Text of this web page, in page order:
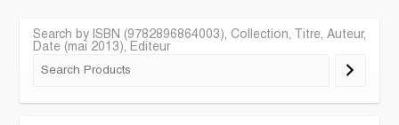
Search by ISBN (9782896864003), Collection, Titre, Auteur,
Date (mai 2013), Editeur